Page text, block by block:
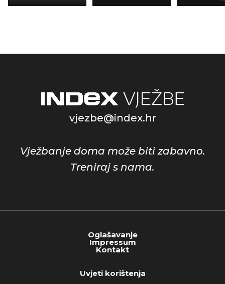
vjezbe@index.hr
Vježbanje doma može biti zabavno.
Treniraj s nama.
Oglašavanje
Impressum
Kontakt
Uvjeti korištenja